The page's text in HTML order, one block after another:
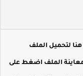
الملف
الملف اضغط على